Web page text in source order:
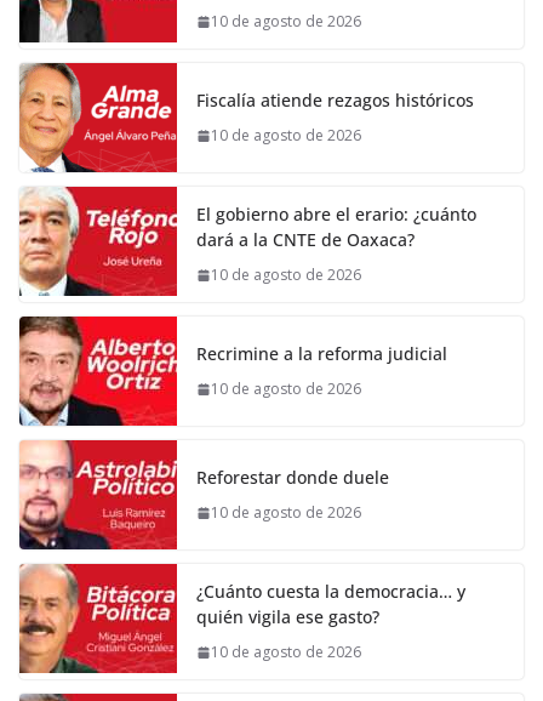
10 de agosto de 2026
Fiscalía atiende rezagos históricos
10 de agosto de 2026
El gobierno abre el erario: ¿cuánto
dará a la CNTE de Oaxaca?
10 de agosto de 2026
Recrimine a la reforma judicial
10 de agosto de 2026
Reforestar donde duele
10 de agosto de 2026
¿Cuánto cuesta la democracia… y
quién vigila ese gasto?
10 de agosto de 2026